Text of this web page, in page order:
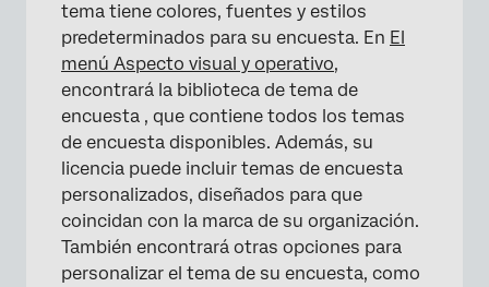
Fondo de la encuesta
Cómo elegir el mejor tema
Preguntas frequentes
tema tiene colores, fuentes y estilos
predeterminados para su encuesta. En El
menú Aspecto visual y operativo,
encontrará la biblioteca de tema de
encuesta , que contiene todos los temas
de encuesta disponibles. Además, su
licencia puede incluir temas de encuesta
personalizados, diseñados para que
coincidan con la marca de su organización.
También encontrará otras opciones para
personalizar el tema de su encuesta, como